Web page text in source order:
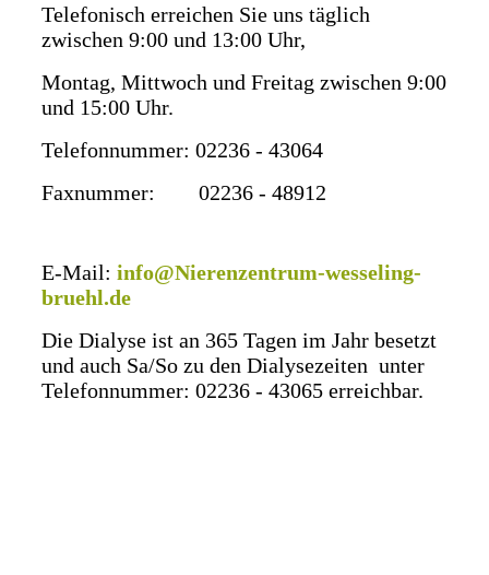
Telefonisch erreichen Sie uns täglich
zwischen 9:00 und 13:00 Uhr,
Montag, Mittwoch und Freitag zwischen 9:00
und 15:00 Uhr.
Telefonnummer: 02236 - 43064
Faxnummer: 02236 - 48912
E-Mail: info@Nierenzentrum-wesseling-
bruehl.de
Die Dialyse ist an 365 Tagen im Jahr besetzt
und auch Sa/So zu den Dialysezeiten unter
Telefonnummer: 02236 - 43065 erreichbar.